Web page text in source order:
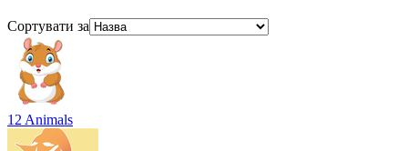
Сортувати за
12 Animals